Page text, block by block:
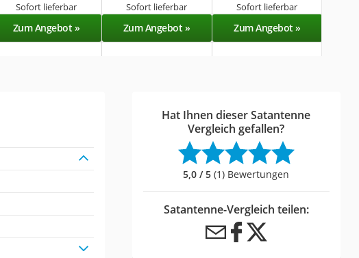
Sofort lieferbar Sofort lieferbar
Sofort lieferbar
Zum Angebot » Zum Angebot » Zum Angebot »
Hat Ihnen dieser Satantenne
Vergleich gefallen?
5,0 / 5 (1) Bewertungen
Satantenne-Vergleich teilen: